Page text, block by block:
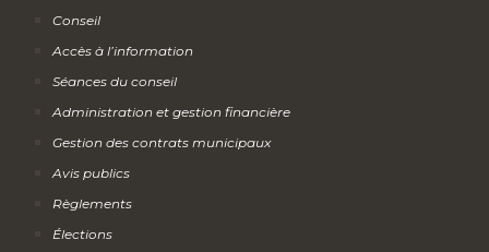
Conseil
Accès à l’information
Séances du conseil
Administration et gestion financière
Gestion des contrats municipaux
Avis publics
Règlements
Élections